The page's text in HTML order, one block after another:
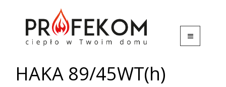
HAKA 89/45WT(h)